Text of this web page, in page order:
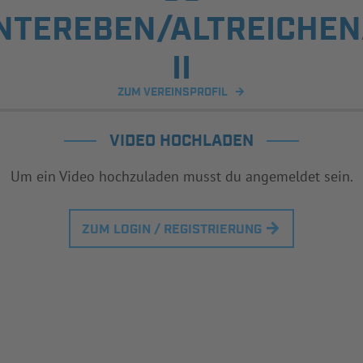
II
ZUM VEREINSPROFIL
VIDEO HOCHLADEN
Um ein Video hochzuladen musst du angemeldet sein.
ZUM LOGIN / REGISTRIERUNG